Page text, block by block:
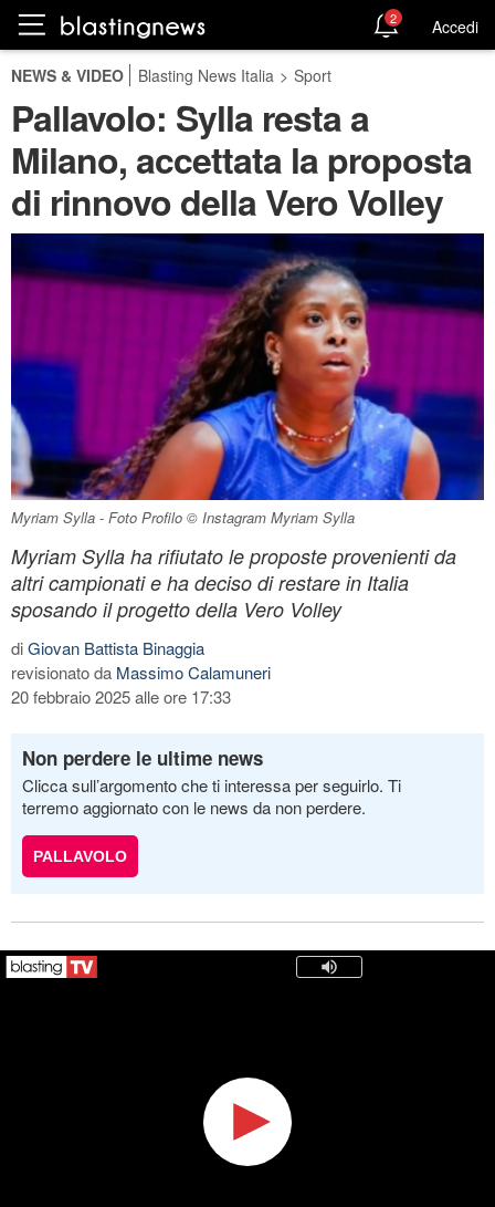
2 Accedi
NEWS & VIDEO Blasting News Italia > Sport
Pallavolo: Sylla resta a
Milano, accettata la proposta
di rinnovo della Vero Volley
Myriam Sylla - Foto Profilo © Instagram Myriam Sylla
Myriam Sylla ha rifiutato le proposte provenienti da
altri campionati e ha deciso di restare in Italia
sposando il progetto della Vero Volley
diGiovan Battista Binaggia
revisionato da Massimo Calamuneri
20 febbraio 2025 alle ore 17:33
Non perdere le ultime news
Clicca sull’argomento che ti interessa per seguirlo. Ti
terremo aggiornato con le news da non perdere.
PALLAVOLO